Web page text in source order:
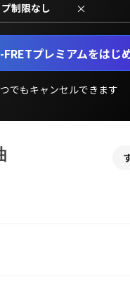
プレミアムをはじ
でもキャンセルできます
制限なし ×